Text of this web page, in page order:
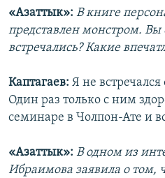
«Азаттык»: В книге
представлен монстром.
встречались? Какие
Каптагаев: Я не встречался
Один раз только с ним
семинаре в Чолпон-Ате и
«Азаттык»: В одном из
Ибраимова заявила о том,